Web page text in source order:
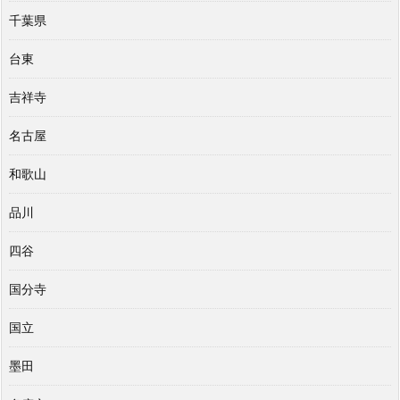
千葉県
台東
吉祥寺
名古屋
和歌山
品川
四谷
国分寺
国立
墨田